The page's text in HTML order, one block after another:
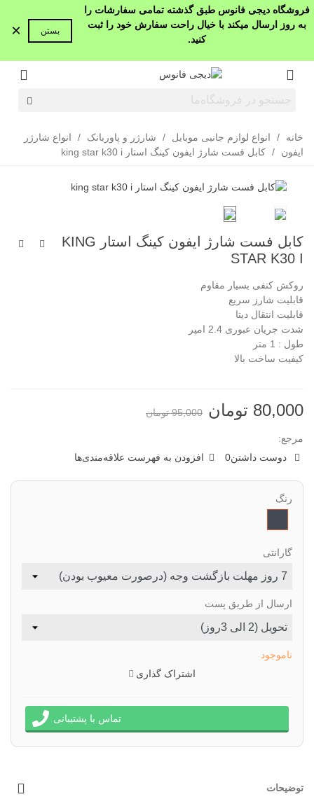
فروشگاه دیجی فانوس طبق گذشته تمامی سفارشات را
به روز ارسال میکند با خیال راحت سفارش خود را ثبت
کنید.
بستن ×
خانه / انواع لوازم جانبی موبایل / شارژر و پاوربانک /
انواع شارژر
ایفون
/ کابل فست شارژ ایفون کینگ استار king star k30 i
کابل فست شارژ ایفون کینگ استار KING
STAR K30 I
روکش کنفی بسیار مقاوم
قابلیت شارز سریع
قابلیت انتقال دیتا
شدت جریان عبوری 2.4 امپر
طول : 1 متر
کیفیت ساخت بالا
80,000 تومان 95,000 تومان
مرجع:
دوست داشتن0 افزودن به فهرست علاقه‌مندی‌ها
رنگ
گارانتی
ارسال از طریق پست
ناموجود
اشتراک گذاری
تماس با پشتیبانی
توضیحات